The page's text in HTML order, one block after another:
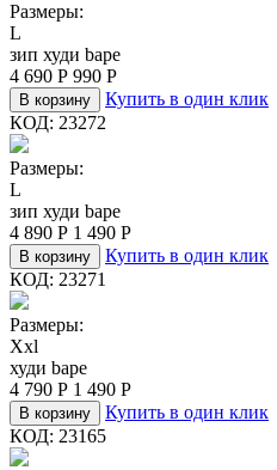
Размеры:
L
зип худи bape
4 690 Р 990 Р
В корзину
Купить в один клик
КОД: 23272
Размеры:
L
зип худи bape
4 890 Р 1 490 Р
В корзину
Купить в один клик
КОД: 23271
Размеры:
Xxl
худи bape
4 790 Р 1 490 Р
В корзину
Купить в один клик
КОД: 23165